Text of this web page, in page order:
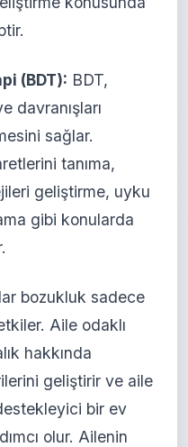
(BDT): BDT,
davranışları
sağlar.
tanıma,
geliştirme, uyku
gibi konularda
bozukluk sadece
Aile odaklı
hakkında
geliştirir ve aile
bir ev
olur. Ailenin